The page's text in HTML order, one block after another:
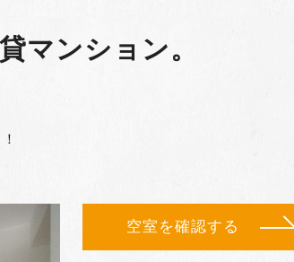
マンション。
空室を確認する